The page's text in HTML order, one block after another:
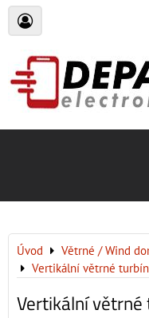
Úvod
Větrné / Wind
Vertikální větrné
Vertikální